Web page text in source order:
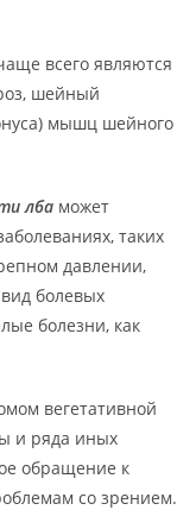
всего являются
шейный
мышц шейного
лба может
таких
давлении,
болевых
болезни, как
вегетативной
и ряда иных
обращение к
со зрением.